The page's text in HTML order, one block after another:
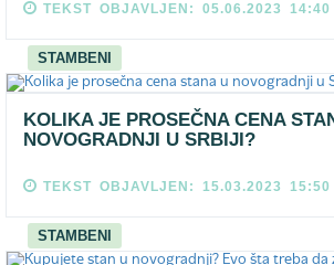
TEKST OBJAVLJEN: 05.06.2023 14:40
STAMBENI
KOLIKA JE PROSEČNA CENA
NOVOGRADNJI U SRBIJI?
TEKST OBJAVLJEN: 15.03.2023 15:50
STAMBENI